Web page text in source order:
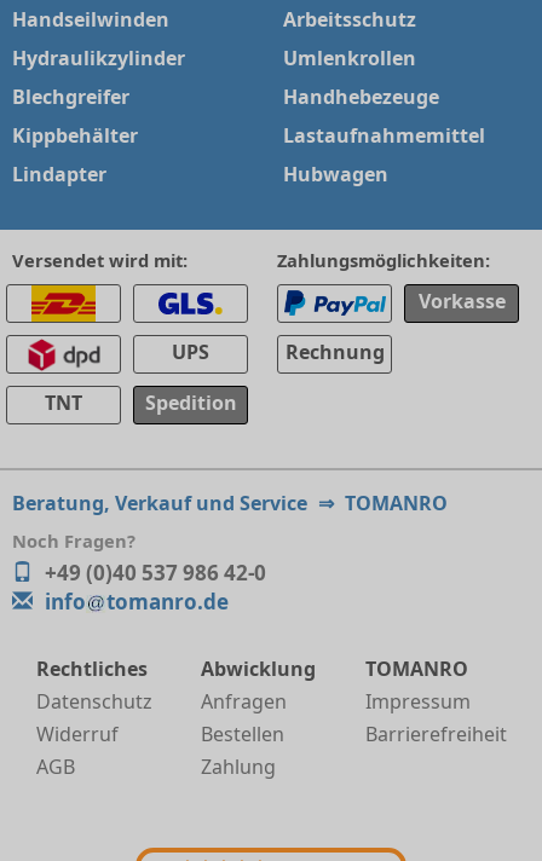
Handseilwinden
Hydraulikzylinder
Blechgreifer
Kippbehälter
Lindapter
Arbeitsschutz
Umlenkrollen
Handhebezeuge
Lastaufnahmemittel
Hubwagen
Versendet wird mit:
UPS
TNT
Spedition
Zahlungsmöglichkeiten:
Vorkasse
Rechnung
Beratung, Verkauf und Service ⇒ TOMANRO
Noch Fragen?
+49 (0)40 537 986 42-0
info
tomanro.de
Rechtliches
Datenschutz
Widerruf
AGB
Abwicklung
Anfragen
Bestellen
Zahlung
TOMANRO
Impressum
Barrierefreiheit